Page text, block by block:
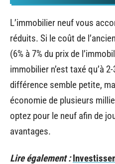
L’immobilier neuf vous
réduits. Si le coût de
(6% à 7% du prix de
immobilier n’est taxé qu’à
différence semble petite,
économie de plusieurs
optez pour le neuf afin de
avantages.
Lire également :